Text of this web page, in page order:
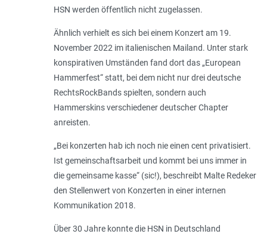
HSN werden öffentlich nicht zugelassen.
Ähnlich verhielt es sich bei einem Konzert am 19.
November 2022 im italienischen Mailand. Unter stark
konspirativen Umständen fand dort das „European
Hammerfest“ statt, bei dem nicht nur drei deutsche
RechtsRockBands spielten, sondern auch
Hammerskins verschiedener deutscher Chapter
anreisten.
„Bei konzerten hab ich noch nie einen cent privatisiert.
Ist gemeinschaftsarbeit und kommt bei uns immer in
die gemeinsame kasse“ (sic!), beschreibt Malte Redeker
den Stellenwert von Konzerten in einer internen
Kommunikation 2018.
Über 30 Jahre konnte die HSN in Deutschland